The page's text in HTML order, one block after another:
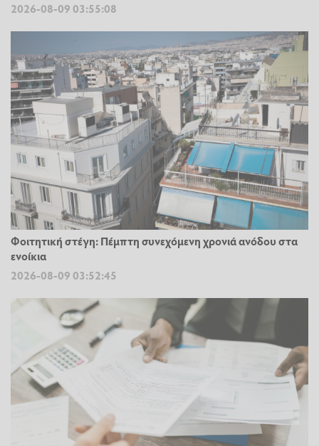
2026-08-09 03:55:08
Φοιτητική στέγη: Πέμπτη συνεχόμενη χρονιά ανόδου στα
ενοίκια
2026-08-09 03:52:45